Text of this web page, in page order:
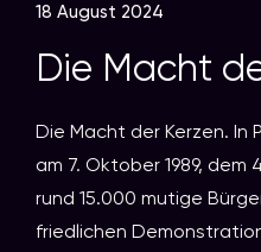
18 August 2024
Die Macht
Die Macht der Kerzen. In
am 7. Oktober 1989,
rund 15.000 mutige
friedlichen